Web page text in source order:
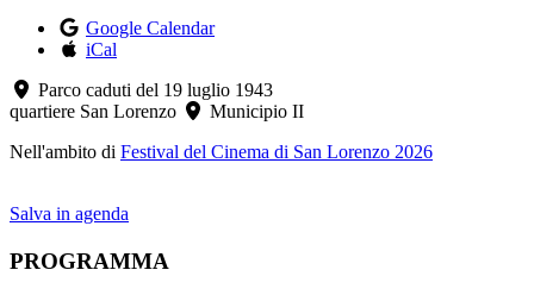
Google Calendar
iCal
Parco caduti del 19 luglio 1943
quartiere San Lorenzo
Municipio II
Nell'ambito di Festival del Cinema di San Lorenzo 2026
Salva in agenda
PROGRAMMA